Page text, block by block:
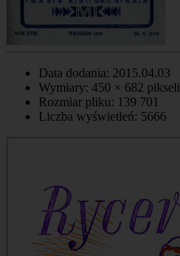
Data dodania: 2015.04.03
Wymiary: 450 × 682 pikseli
Rozmiar pliku: 139 701
Liczba wyświetleń: 5666